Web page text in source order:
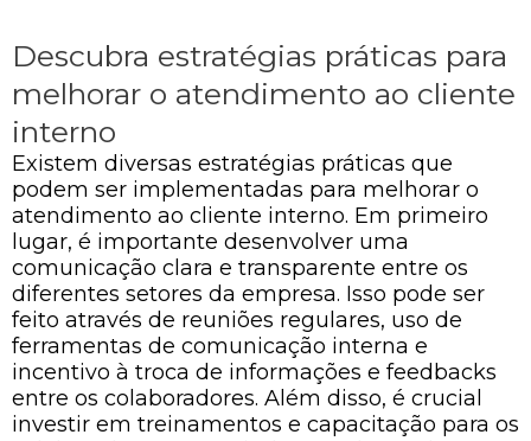
Descubra estratégias práticas para
melhorar o atendimento ao cliente
interno
Existem diversas estratégias práticas que
podem ser implementadas para melhorar o
atendimento ao cliente interno. Em primeiro
lugar, é importante desenvolver uma
comunicação clara e transparente entre os
diferentes setores da empresa. Isso pode ser
feito através de reuniões regulares, uso de
ferramentas de comunicação interna e
incentivo à troca de informações e feedbacks
entre os colaboradores. Além disso, é crucial
investir em treinamentos e capacitação para os